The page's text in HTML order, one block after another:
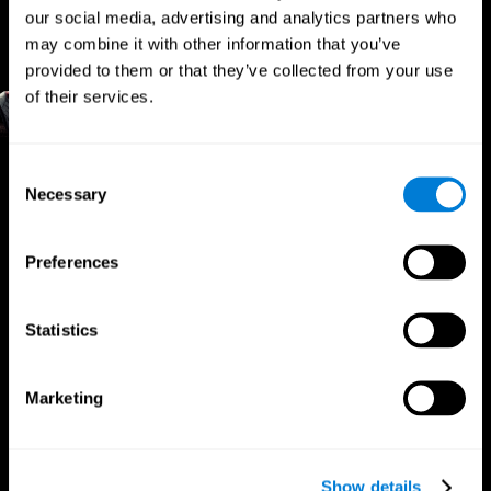
our social media, advertising and analytics partners who
may combine it with other information that you’ve
provided to them or that they’ve collected from your use
of their services.
Selection
Necessary
Preferences
Statistics
Marketing
Show details
Vantaggi per i
professionisti dello sport
I ricercatori di Frontiers in Psychology hanno scoperto
dando loro un vantaggio durante i momenti critici del